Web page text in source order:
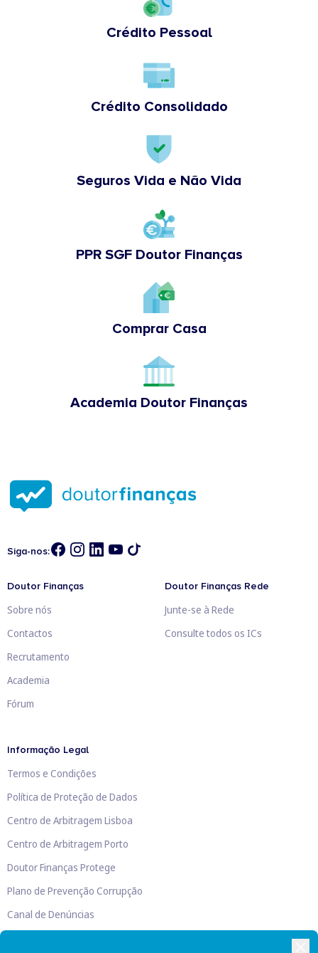
Crédito Pessoal
Crédito Consolidado
Seguros Vida e Não Vida
PPR SGF Doutor Finanças
Comprar Casa
Academia Doutor Finanças
Siga-nos:
Doutor Finanças
Sobre nós
Contactos
Recrutamento
Academia
Fórum
Doutor Finanças Rede
Junte-se à Rede
Consulte todos os ICs
Informação Legal
Termos e Condições
Política de Proteção de Dados
Centro de Arbitragem Lisboa
Centro de Arbitragem Porto
Doutor Finanças Protege
Plano de Prevenção Corrupção
Canal de Denúncias